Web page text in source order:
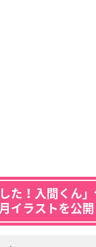
た！入間くん
イラストを公開